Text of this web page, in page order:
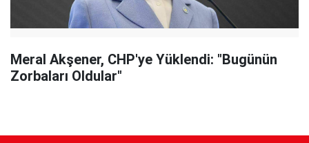
Meral Akşener, CHP'ye Yüklendi: "Bugünün
Zorbaları Oldular"